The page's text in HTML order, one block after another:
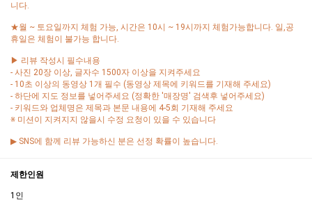
니다.
★월 ~ 토요일까지 체험 가능, 시간은 10시 ~ 19시까지 체험가능합니다. 일,공
휴일은 체험이 불가능 합니다.
▶ 리뷰 작성시 필수내용
- 사진 20장 이상, 글자수 1500자 이상을 지켜주세요
- 10초 이상의 동영상 1개 필수 (동영상 제목에 키워드를 기재해 주세요)
- 하단에 지도 정보를 넣어주세요 (정확한 '매장명' 검색후 넣어주세요)
- 키워드와 업체명은 제목과 본문 내용에 4-5회 기재해 주세요
※ 미션이 지켜지지 않을시 수정 요청이 있을 수 있습니다
▶ SNS에 함께 리뷰 가능하신 분은 선정 확률이 높습니다.
제한인원
1인